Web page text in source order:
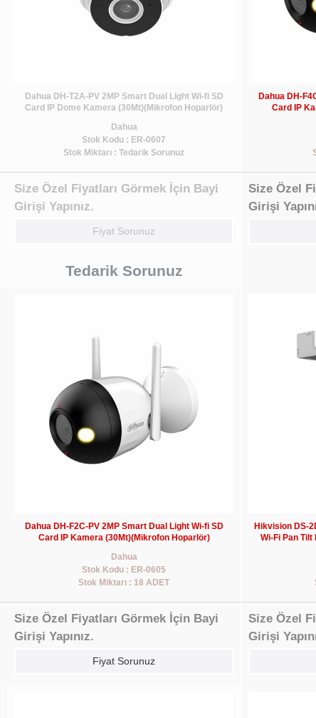
Dahua DH-T2A-PV 2MP Smart Dual Light Wi-fi SD
Card IP Dome Kamera (30Mt)(Mikrofon Hoparlör)
Dahua
Stok Kodu : ER-0607
Stok Miktarı : Tedarik Sorunuz
Size Özel Fiyatları Görmek İçin Bayi
Girişi Yapınız.
Fiyat Sorunuz
Tedarik Sorunuz
Dahua DH-
Card IP
Size Özel
Girişi
Dahua DH-F2C-PV 2MP Smart Dual Light Wi-fi SD
Card IP Kamera (30Mt)(Mikrofon Hoparlör)
Dahua
Stok Kodu : ER-0605
Stok Miktarı : 18 ADET
Size Özel Fiyatları Görmek İçin Bayi
Girişi Yapınız.
Fiyat Sorunuz
Hikvision DS-
Wi-Fi Pan
Size Özel
Girişi